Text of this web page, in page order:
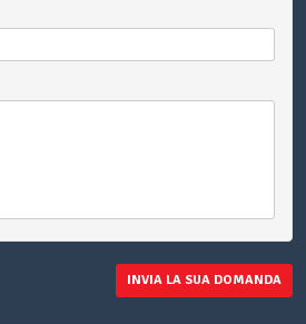
INVIA LA SUA DOMANDA